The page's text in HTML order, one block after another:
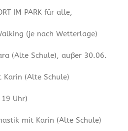
IM PARK für alle,
(je nach Wetterlage)
(Alte Schule), außer 30.06.
(Alte Schule)
Uhr)
mit Karin (Alte Schule)